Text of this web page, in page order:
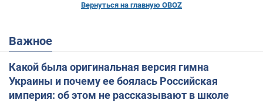
Вернуться на главную OBOZ
Важное
Какой была оригинальная версия гимна
Украины и почему ее боялась Российская
империя: об этом не рассказывают в школе